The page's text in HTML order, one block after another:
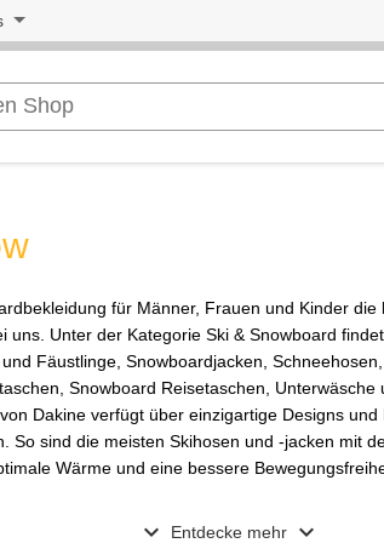
für Männer, Frauen und Kinder die
uns. Unter der Kategorie Ski & Snowboard
Fäustlinge, Snowboardjacken,
Snowboard Reisetaschen, Unterwäsche
Dakine verfügt über einzigartige Designs
So sind die meisten Skihosen und -jacken mit
Wärme und eine bessere
expand_more Entdecke mehr expand_more